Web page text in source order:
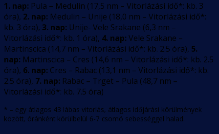
1. nap: Pula – Medulin (17,5 nm – Vitorlázási idő*: kb. 3
óra), 2. nap: Medulin – Unije (18,0 nm – Vitorlázási idő*:
kb. 3 óra), 3. nap: Unije- Vele Srakane (6,3 nm –
Vitorlázási idő*: kb. 1 óra), 4. nap: Vele Srakane –
Martinscica (14,7 nm – Vitorlázási idő*: kb. 2.5 óra), 5.
nap: Martinscica – Cres (14,6 nm – Vitorlázási idő*: kb. 2.5
óra), 6. nap: Cres – Rabac (13,1 nm – Vitorlázási idő*: kb.
2.5 óra), 7. nap: Rabac – Trget – Pula (48,7 nm –
Vitorlázási idő*: kb. 7.5 óra)
* – egy átlagos 43 lábas vitorlás, átlagos időjárási körülmények
között, óránként körülbelül 6-7 csomó sebességgel halad.